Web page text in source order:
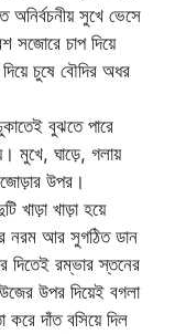
সুখে ভেসে
সজোরে চাপ দিয়ে
চুষে বৌদির অধর
বুঝতে পারে
মুখে, ঘাড়ে, গলায়
উপর।
খাড়া খাড়া হয়ে
নরম আর সুগঠিত ডান
দিতেই রম্ভার স্তনের
উপর দিয়েই বগলা
দাঁত বসিয়ে দিল